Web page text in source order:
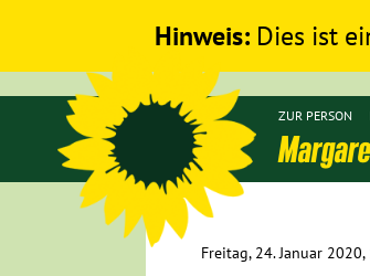
Hinweis: Dies ist
ZUR PERSON
Freitag, 24. Januar